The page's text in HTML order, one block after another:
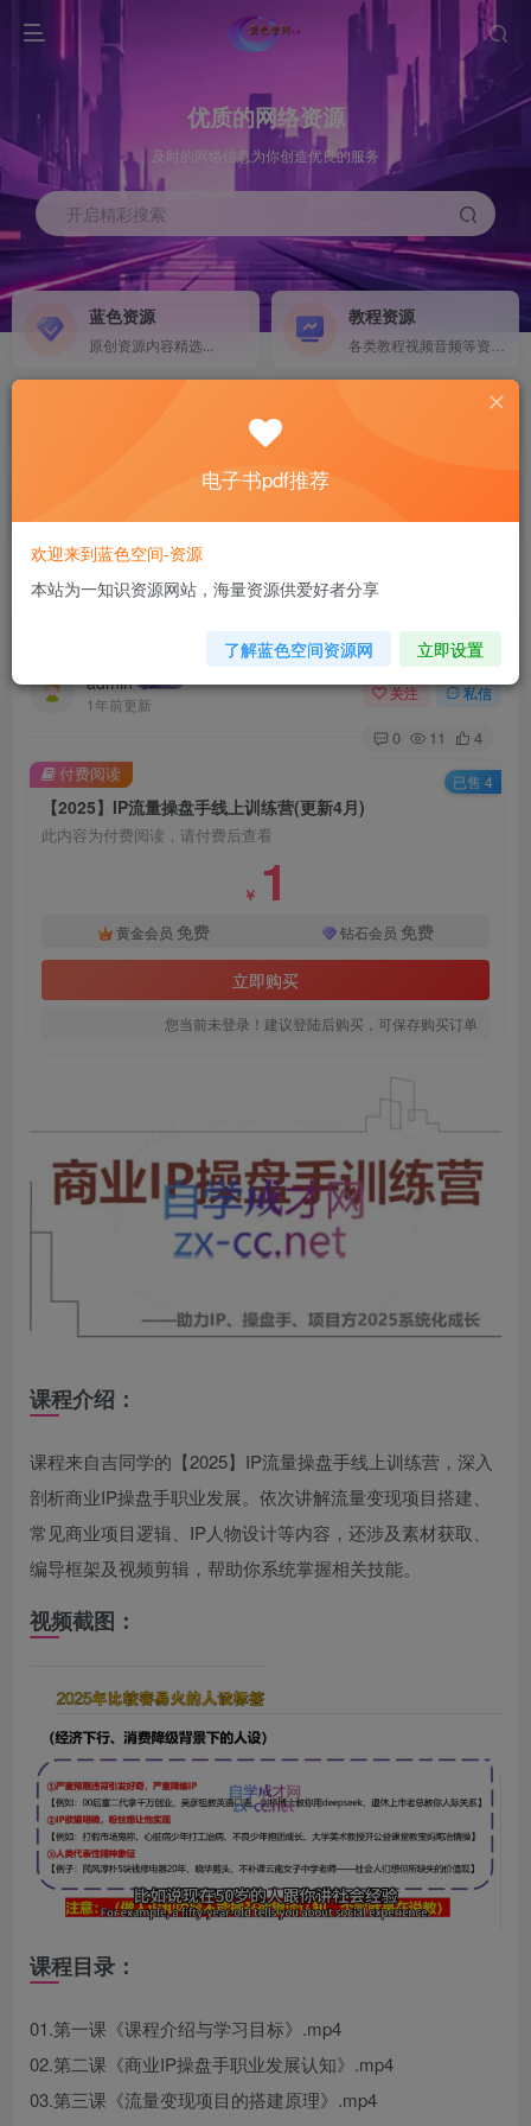
优质的网络资源
及时的网络信息为你创造优良的服务
开启精彩搜索
蓝色资源
原创资源内容精选...
教程资源
计算机 移动设备 软件下载....
电子书籍下载...
首页 网赚项目 正文
【2025】IP流量操盘手线上训练营(更新4月)
admin
1年前更新
关注 私信
0 11 4
【2025】IP流量操盘手线上训练营(更新4月)
此内容为付费阅读，请付费后查看
￥ 1
黄金会员 免费 钻石会员 免费
立即购买
您当前未登录！建议登陆后购买，可保存购买订单
付费阅读 已售 4
课程介绍：
课程来自吉同学的【2025】IP流量操盘手线上训练营，深入
剖析商业IP操盘手职业发展。依次讲解流量变现项目搭建、
常见商业项目逻辑、IP人物设计等内容，还涉及素材获取、
编导框架及视频剪辑，帮助你系统掌握相关技能。
视频截图：
课程目录：
01.第一课《课程介绍与学习目标》.mp4
02.第二课《商业IP操盘手职业发展认知》.mp4
03.第三课《流量变现项目的搭建原理》.mp4
电子书pdf推荐
欢迎来到蓝色空间-资源
本站为一知识资源网站，海量资源供爱好者分享
了解蓝色空间资源网 立即设置